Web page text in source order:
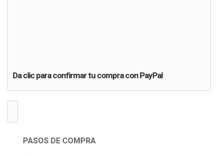
Da clic para confirmar tu compra con PayPal
PASOS DE COMPRA